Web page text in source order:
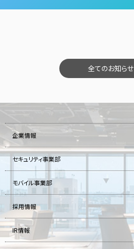
全てのお知らせ
企業情報
セキュリティ事業部
モバイル事業部
採用情報
IR情報